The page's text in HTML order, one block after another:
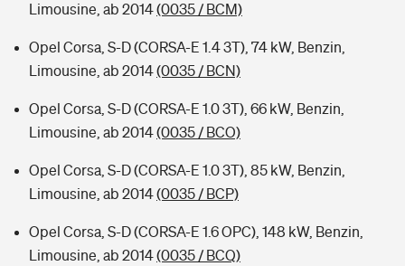
Limousine, ab 2014(0035 / BCM)
Opel Corsa, S-D (CORSA-E 1.4 3T), 74 kW, Benzin,
Limousine, ab 2014(0035 / BCN)
Opel Corsa, S-D (CORSA-E 1.0 3T), 66 kW, Benzin,
Limousine, ab 2014(0035 / BCO)
Opel Corsa, S-D (CORSA-E 1.0 3T), 85 kW, Benzin,
Limousine, ab 2014(0035 / BCP)
Opel Corsa, S-D (CORSA-E 1.6 OPC), 148 kW, Benzin,
Limousine, ab 2014(0035 / BCQ)